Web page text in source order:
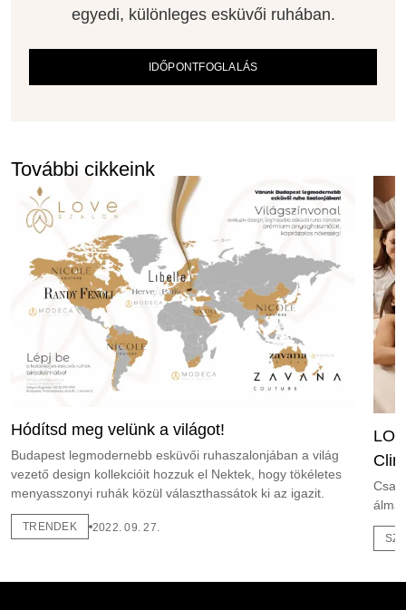
egyedi, különleges esküvői ruhában.
IDŐPONTFOGLALÁS
További cikkeink
Hódítsd meg velünk a világot!
Budapest legmodernebb esküvői ruhaszalonjában a világ
vezető design kollekcióit hozzuk el Nektek, hogy tökéletes
menyasszonyi ruhák közül választhassátok ki az igazit.
TRENDEK 2022. 09. 27.